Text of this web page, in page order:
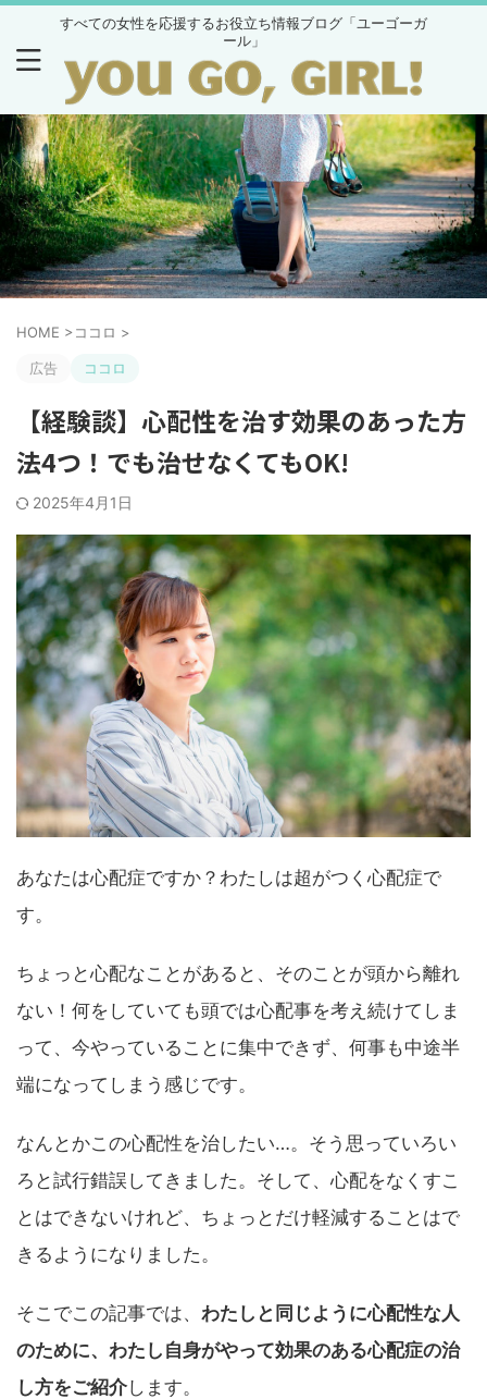
すべての女性を応援するお役立ち情報ブログ「ユーゴーガ
ール」
HOME >ココロ >
広告 ココロ
【経験談】心配性を治す効果のあった方
法4つ！でも治せなくてもOK!
2025年4月1日
あなたは心配症ですか？わたしは超がつく心配症で
す。
ちょっと心配なことがあると、そのことが頭から離れ
ない！何をしていても頭では心配事を考え続けてしま
って、今やっていることに集中できず、何事も中途半
端になってしまう感じです。
なんとかこの心配性を治したい…。そう思っていろい
ろと試行錯誤してきました。そして、心配をなくすこ
とはできないけれど、ちょっとだけ軽減することはで
きるようになりました。
そこでこの記事では、 わたしと同じように心配性な人
のために、わたし自身がやって効果のある心配症の治
し方をご紹介します。